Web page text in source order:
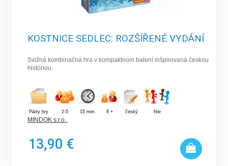
KOSTNICE SEDLEC: ROZŠÍŘENÉ VYDÁNÍ
Svižná kombinačná hra v kompaktnom balení inšpirovaná českou
históriou.
Párty hry 2-5 15 min. 8 + český Nie
MINDOK s.r.o.,
13,90 €